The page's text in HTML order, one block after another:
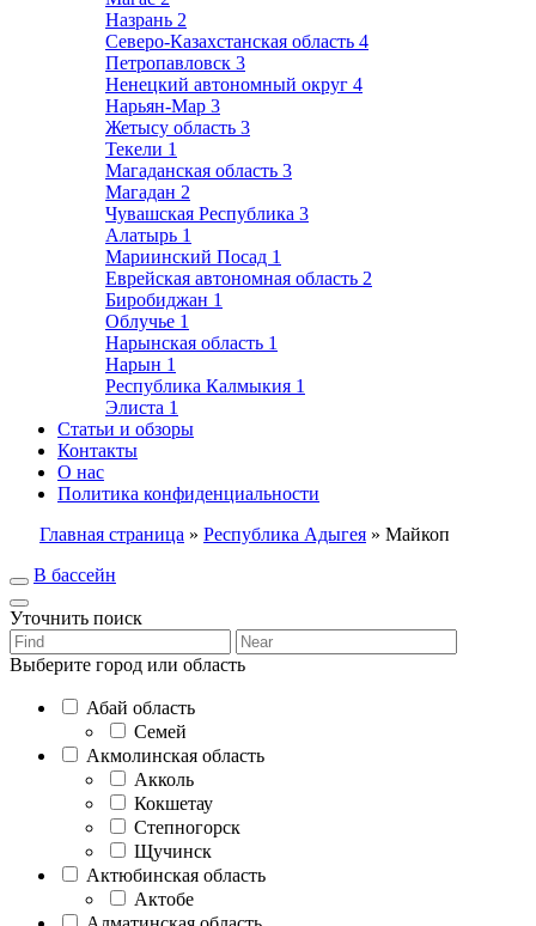
Назрань 2
Северо-Казахстанская область 4
Петропавловск 3
Ненецкий автономный округ 4
Нарьян-Мар 3
Жетысу область 3
Текели 1
Магаданская область 3
Магадан 2
Чувашская Республика 3
Алатырь 1
Мариинский Посад 1
Еврейская автономная область 2
Биробиджан 1
Облучье 1
Нарынская область 1
Нарын 1
Республика Калмыкия 1
Элиста 1
Статьи и обзоры
Контакты
О нас
Политика конфиденциальности
Главная страница » Республика Адыгея » Майкоп
В бассейн
Уточнить поиск
Выберите город или область
Абай область
Семей
Акмолинская область
Акколь
Кокшетау
Степногорск
Щучинск
Актюбинская область
Актобе